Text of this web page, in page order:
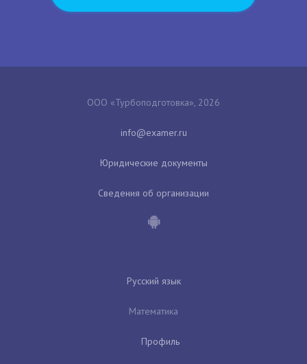
ООО «Турбоподготовка», 2026
Юридические документы
Сведения об организации
Русский язык
Математика
Профиль